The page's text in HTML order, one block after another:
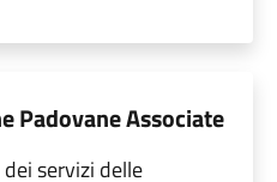
Padovane Associate
servizi delle